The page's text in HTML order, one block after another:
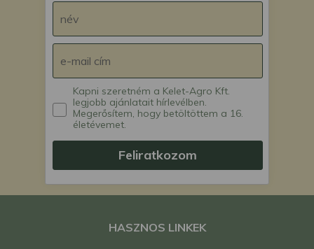
Kapni szeretném a Kelet-Agro Kft.
legjobb ajánlatait hírlevélben.
Megerősítem, hogy betöltöttem a 16.
életévemet.
Feliratkozom
HASZNOS LINKEK